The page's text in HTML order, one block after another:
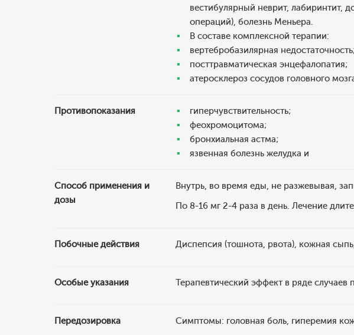
вестибулярный неврит, лабиринтит,
операций), болезнь Меньера.
В составе комплексной терапии:
вертебробазилярная
посттравматическая энцефалопатия;
атеросклероз сосудов головного
Противопоказания
гиперчувствительность;
феохромоцитома;
бронхиальная астма;
язвенная болезнь желудка и
Способ применения и
дозы
Внутрь, во время еды, не разжевывая,
По 8-16 мг 2-4 раза в день. Лечение
Побочные действия Диспепсия (тошнота, рвота), кожная
Особые указания Терапевтический эффект в ряде случаев
Передозировка Симптомы: головная боль, гиперемия